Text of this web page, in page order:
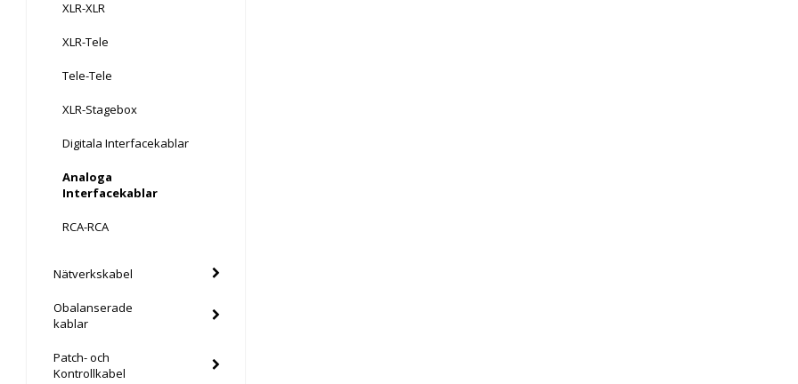
XLR-XLR
XLR-Tele
Tele-Tele
XLR-Stagebox
Digitala Interfacekablar
Analoga
Interfacekablar
RCA-RCA
Nätverkskabel
Obalanserade
kablar
Patch- och
Kontrollkabel